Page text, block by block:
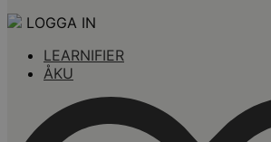
LOGGA IN
LEARNIFIER
ÅKU